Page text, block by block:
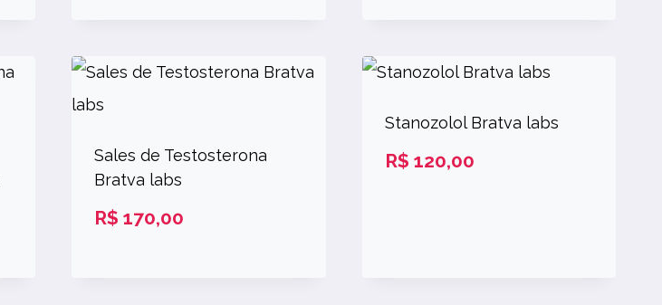
Sales de Testosterona
Bratva labs
R$ 170,00
Stanozolol Bratva labs
R$ 120,00